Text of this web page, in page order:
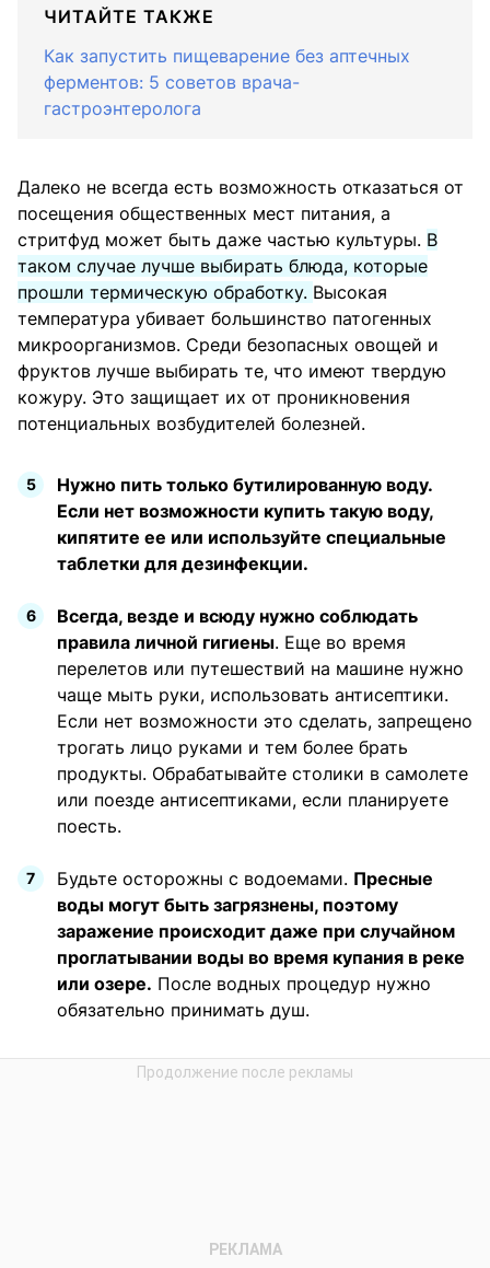
ЧИТАЙТЕ ТАКЖЕ
Как запустить пищеварение без аптечных
ферментов: 5 советов врача-
гастроэнтеролога
Далеко не всегда есть возможность отказаться от
посещения общественных мест питания, а
стритфуд может быть даже частью культуры. В
таком случае лучше выбирать блюда, которые
прошли термическую обработку. Высокая
температура убивает большинство патогенных
микроорганизмов. Среди безопасных овощей и
фруктов лучше выбирать те, что имеют твердую
кожуру. Это защищает их от проникновения
потенциальных возбудителей болезней.
Нужно пить только бутилированную воду.
Если нет возможности купить такую воду,
кипятите ее или используйте специальные
таблетки для дезинфекции.
Всегда, везде и всюду нужно соблюдать
правила личной гигиены. Еще во время
перелетов или путешествий на машине нужно
чаще мыть руки, использовать антисептики.
Если нет возможности это сделать, запрещено
трогать лицо руками и тем более брать
продукты. Обрабатывайте столики в самолете
или поезде антисептиками, если планируете
поесть.
Будьте осторожны с водоемами. Пресные
воды могут быть загрязнены, поэтому
заражение происходит даже при случайном
проглатывании воды во время купания в реке
или озере. После водных процедур нужно
обязательно принимать душ.